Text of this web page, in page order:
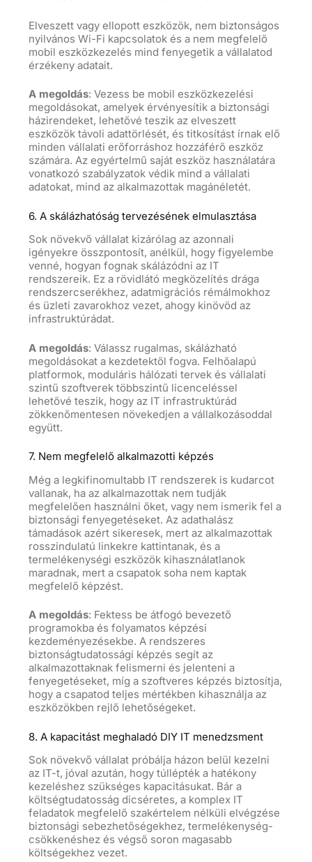
Elveszett vagy ellopott eszközök, nem biztonságos
nyilvános Wi-Fi kapcsolatok és a nem megfelelő
mobil eszközkezelés mind fenyegetik a vállalatod
érzékeny adatait.
A megoldás: Vezess be mobil eszközkezelési
megoldásokat, amelyek érvényesítik a biztonsági
házirendeket, lehetővé teszik az elveszett
eszközök távoli adattörlését, és titkosítást írnak elő
minden vállalati erőforráshoz hozzáférő eszköz
számára. Az egyértelmű saját eszköz használatára
vonatkozó szabályzatok védik mind a vállalati
adatokat, mind az alkalmazottak magánéletét.
6. A skálázhatóság tervezésének elmulasztása
Sok növekvő vállalat kizárólag az azonnali
igényekre összpontosít, anélkül, hogy figyelembe
venné, hogyan fognak skálázódni az IT
rendszereik. Ez a rövidlátó megközelítés drága
rendszercserékhez, adatmigrációs rémálmokhoz
és üzleti zavarokhoz vezet, ahogy kinövöd az
infrastruktúrádat.
A megoldás: Válassz rugalmas, skálázható
megoldásokat a kezdetektől fogva. Felhőalapú
platformok, moduláris hálózati tervek és vállalati
szintű szoftverek többszintű licenceléssel
lehetővé teszik, hogy az IT infrastruktúrád
zökkenőmentesen növekedjen a vállalkozásoddal
együtt.
7. Nem megfelelő alkalmazotti képzés
Még a legkifinomultabb IT rendszerek is kudarcot
vallanak, ha az alkalmazottak nem tudják
megfelelően használni őket, vagy nem ismerik fel a
biztonsági fenyegetéseket. Az adathalász
támadások azért sikeresek, mert az alkalmazottak
rosszindulatú linkekre kattintanak, és a
termelékenységi eszközök kihasználatlanok
maradnak, mert a csapatok soha nem kaptak
megfelelő képzést.
A megoldás: Fektess be átfogó bevezető
programokba és folyamatos képzési
kezdeményezésekbe. A rendszeres
biztonságtudatossági képzés segít az
alkalmazottaknak felismerni és jelenteni a
fenyegetéseket, míg a szoftveres képzés biztosítja,
hogy a csapatod teljes mértékben kihasználja az
eszközökben rejlő lehetőségeket.
8. A kapacitást meghaladó DIY IT menedzsment
Sok növekvő vállalat próbálja házon belül kezelni
az IT-t, jóval azután, hogy túllépték a hatékony
kezeléshez szükséges kapacitásukat. Bár a
költségtudatosság dicséretes, a komplex IT
feladatok megfelelő szakértelem nélküli elvégzése
biztonsági sebezhetőségekhez, termelékenység-
csökkenéshez és végső soron magasabb
költségekhez vezet.